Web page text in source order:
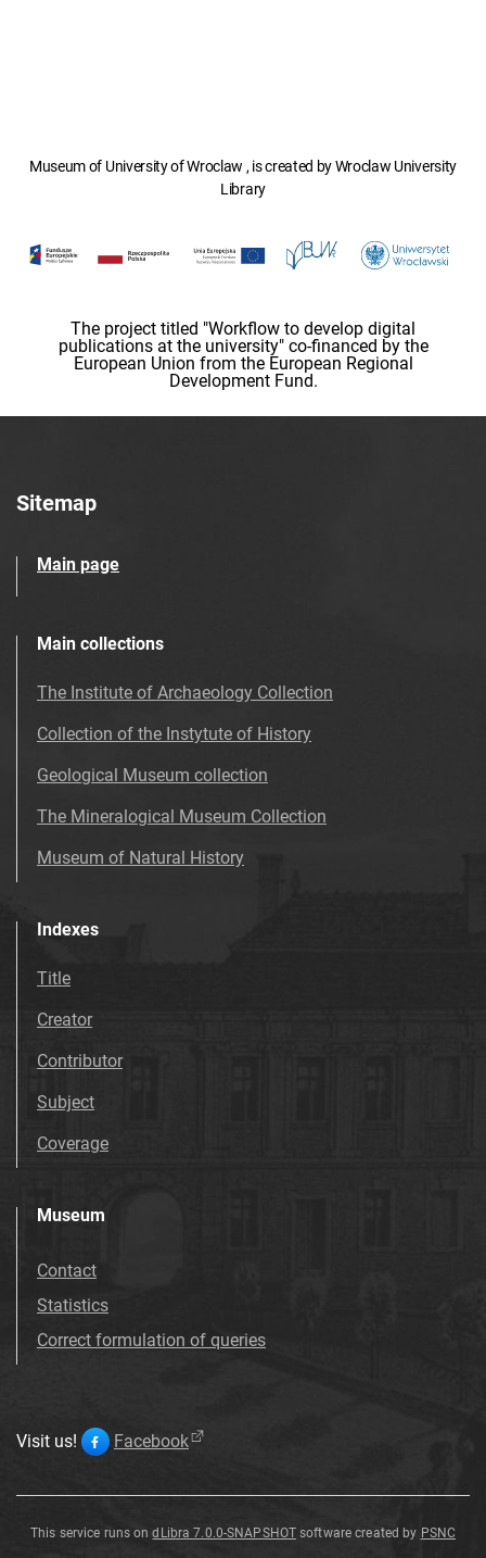
Museum of University of Wroclaw , is created by Wroclaw University
Library
The project titled "Workflow to develop digital
publications at the university" co-financed by the
European Union from the European Regional
Development Fund.
Sitemap
Main page
Main collections
The Institute of Archaeology Collection
Collection of the Instytute of History
Geological Museum collection
The Mineralogical Museum Collection
Museum of Natural History
Indexes
Title
Creator
Contributor
Subject
Coverage
Museum
Contact
Statistics
Correct formulation of queries
Visit us! Facebook
This service runs ondLibra 7.0.0-SNAPSHOT software created by PSNC